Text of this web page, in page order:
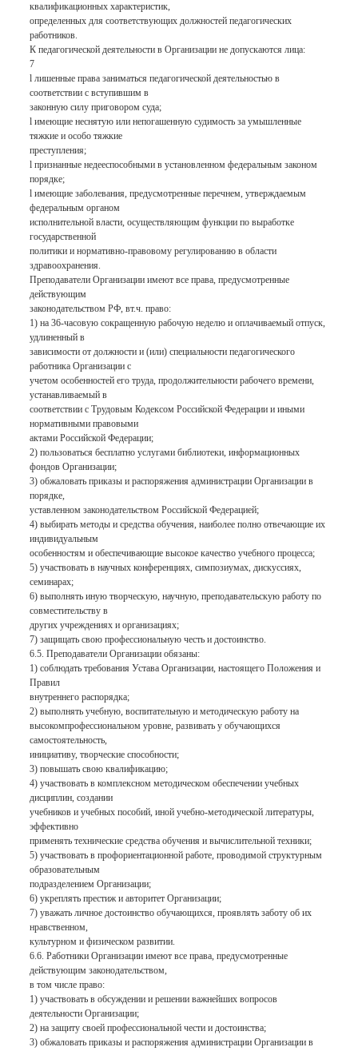
квалификационных характеристик,
определенных для соответствующих должностей педагогических
работников.
К педагогической деятельности в Организации не допускаются лица:
7
l лишенные права заниматься педагогической деятельностью в
соответствии с вступившим в
законную силу приговором суда;
l имеющие неснятую или непогашенную судимость за умышленные
тяжкие и особо тяжкие
преступления;
l признанные недееспособными в установленном федеральным законом
порядке;
l имеющие заболевания, предусмотренные перечнем, утверждаемым
федеральным органом
исполнительной власти, осуществляющим функции по выработке
государственной
политики и нормативно-правовому регулированию в области
здравоохранения.
Преподаватели Организации имеют все права, предусмотренные
действующим
законодательством РФ, вт.ч. право:
1) на 36-часовую сокращенную рабочую неделю и оплачиваемый отпуск,
удлиненный в
зависимости от должности и (или) специальности педагогического
работника Организации с
учетом особенностей его труда, продолжительности рабочего времени,
устанавливаемый в
соответствии с Трудовым Кодексом Российской Федерации и иными
нормативными правовыми
актами Российской Федерации;
2) пользоваться бесплатно услугами библиотеки, информационных
фондов Организации;
3) обжаловать приказы и распоряжения администрации Организации в
порядке,
уставленном законодательством Российской Федерацией;
4) выбирать методы и средства обучения, наиболее полно отвечающие их
индивидуальным
особенностям и обеспечивающие высокое качество учебного процесса;
5) участвовать в научных конференциях, симпозиумах, дискуссиях,
семинарах;
6) выполнять иную творческую, научную, преподавательскую работу по
совместительству в
других учреждениях и организациях;
7) защищать свою профессиональную честь и достоинство.
6.5. Преподаватели Организации обязаны:
1) соблюдать требования Устава Организации, настоящего Положения и
Правил
внутреннего распорядка;
2) выполнять учебную, воспитательную и методическую работу на
высокомпрофессиональном уровне, развивать у обучающихся
самостоятельность,
инициативу, творческие способности;
3) повышать свою квалификацию;
4) участвовать в комплексном методическом обеспечении учебных
дисциплин, создании
учебников и учебных пособий, иной учебно-методической литературы,
эффективно
применять технические средства обучения и вычислительной техники;
5) участвовать в профориентационной работе, проводимой структурным
образовательным
подразделением Организации;
6) укреплять престиж и авторитет Организации;
7) уважать личное достоинство обучающихся, проявлять заботу об их
нравственном,
культурном и физическом развитии.
6.6. Работники Организации имеют все права, предусмотренные
действующим законодательством,
в том числе право:
1) участвовать в обсуждении и решении важнейших вопросов
деятельности Организации;
2) на защиту своей профессиональной чести и достоинства;
3) обжаловать приказы и распоряжения администрации Организации в